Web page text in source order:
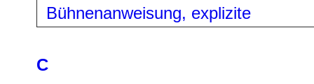
Bühnenanweisung, explizite
C